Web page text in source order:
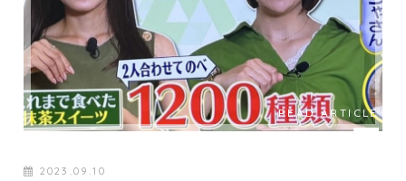
READ ARTICLE
2023.09.10